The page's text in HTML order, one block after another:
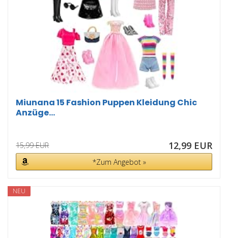
Miunana 15 Fashion Puppen Kleidung Chic
Anzüge...
15,99 EUR 12,99 EUR
*Zum Angebot »
NEU